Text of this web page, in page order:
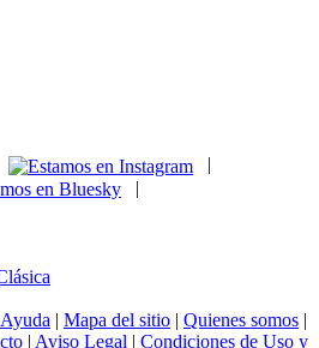
|
Ayuda | Mapa del sitio | Quienes somos |
| Aviso Legal | Condiciones de Uso y